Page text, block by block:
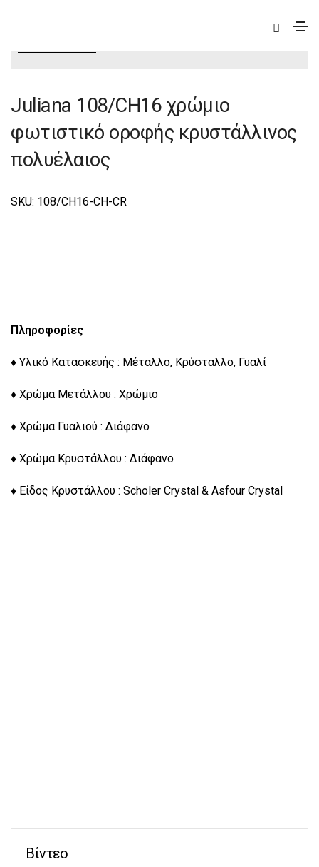
Juliana 108/CH16 χρώμιο
φωτιστικό οροφής κρυστάλλινος
πολυέλαιος
SKU: 108/CH16-CH-CR
Πληροφορίες
♦ Υλικό Κατασκευής : Μέταλλο, Κρύσταλλο, Γυαλί
♦ Χρώμα Μετάλλου : Χρώμιο
♦ Χρώμα Γυαλιού : Διάφανο
♦ Χρώμα Κρυστάλλου : Διάφανο
♦ Είδος Κρυστάλλου : Scholer Crystal & Asfour Crystal
Βίντεο